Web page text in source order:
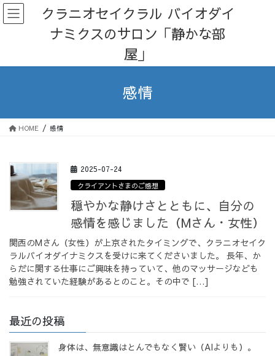
コ
ン
へ
プ
ナ
ビ
ョ
動
クラニオセイクラル バイオダイ
ナミクスのサロン「静かな部
屋」
感情
HOME 感情
2025-07-24
クライアントさまのご感想
穏やかな静けさとともに、自分の
感情を感じました（Mさん・女性）
関西のMさん（女性）が上京されたタイミングで、クラニオセイク
ラルバイオダイナミクスを受けに来てくださいました。 長年、か
らだに関する仕事にご興味を持っていて、他のマッサージなども
勉強されていた経験があるとのこと。その中で […]
最近の投稿
身体は、無意識はとんでもなく賢い（AIよりも）。